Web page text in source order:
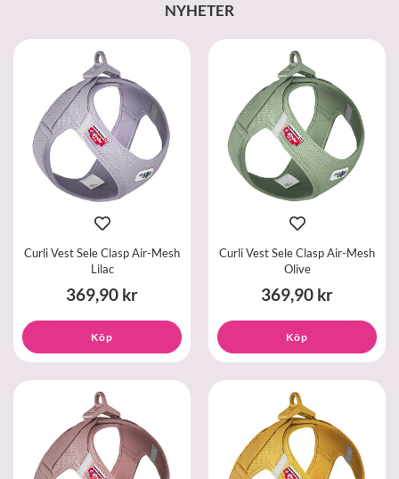
NYHETER
Curli Vest Sele Clasp Air-Mesh
Lilac
369,90 kr
Köp
Curli Vest Sele Clasp Air-Mesh
Olive
369,90 kr
Köp